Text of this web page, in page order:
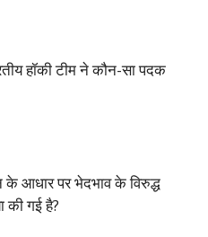
हॉकी टीम ने कौन-सा पदक
के आधार पर भेदभाव के विरुद्ध
की गई है?